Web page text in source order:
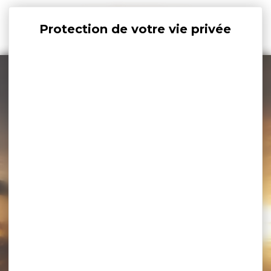
Panneau de gestion des cookies